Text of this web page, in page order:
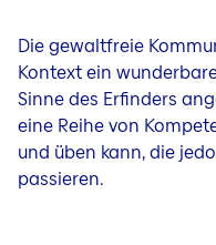
Die gewaltfreie
Kontext ein
Sinne des Erfinders
eine Reihe von
und üben kann, die
passieren.